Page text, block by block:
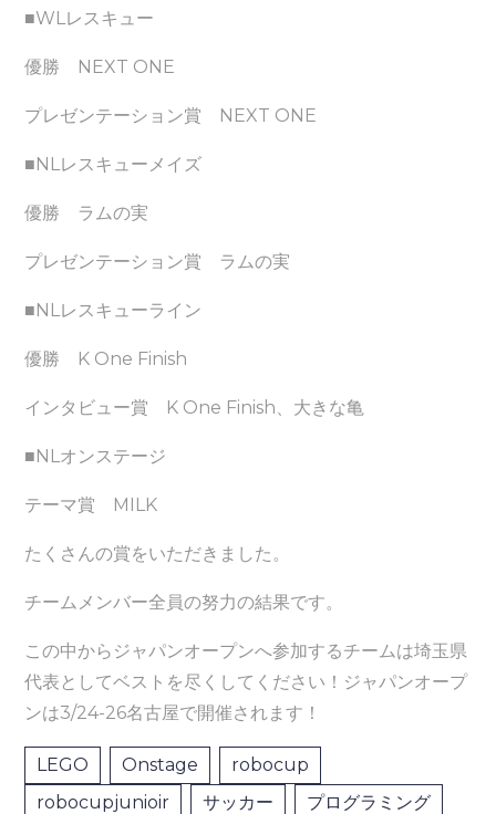
■WLレスキュー
優勝 NEXT ONE
プレゼンテーション賞 NEXT ONE
■NLレスキューメイズ
優勝 ラムの実
プレゼンテーション賞 ラムの実
■NLレスキューライン
優勝 K One Finish
インタビュー賞 K One Finish、大きな亀
■NLオンステージ
テーマ賞 MILK
たくさんの賞をいただきました。
チームメンバー全員の努力の結果です。
この中からジャパンオープンへ参加するチームは埼玉県
代表としてベストを尽くしてください！ジャパンオープ
ンは3/24-26名古屋で開催されます！
LEGO Onstage
robocup
robocupjunioir
サッカー
プログラミング